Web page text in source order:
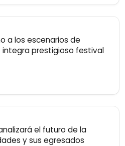
a los escenarios de
integra prestigioso festival
el futuro de la
y sus egresados